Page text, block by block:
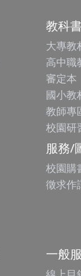
教科
大專教
高中職
審定本
國小教
教師專
校園研
服務/
校園購
徵求作
一般